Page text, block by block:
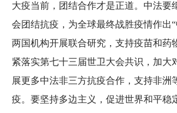
大疫当前，团结合作才是正道。中法要
会团结抗疫，为全球最终战胜疫情作出
两国机构开展联合研究，支持疫苗和药
紧落实第七十三届世卫大会共识，加大
展更多中法非三方抗疫合作，支持非洲
疫。要坚持多边主义，促进世界和平稳